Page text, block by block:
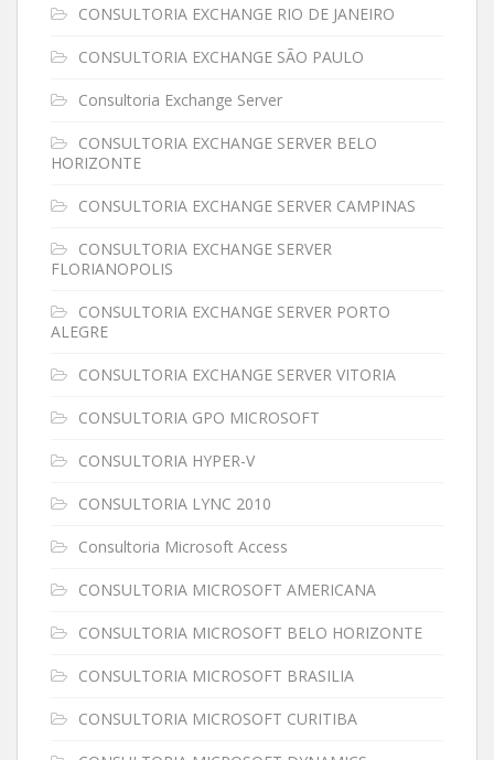
CONSULTORIA EXCHANGE RIO DE JANEIRO
CONSULTORIA EXCHANGE SÃO PAULO
Consultoria Exchange Server
CONSULTORIA EXCHANGE SERVER BELO
HORIZONTE
CONSULTORIA EXCHANGE SERVER CAMPINAS
CONSULTORIA EXCHANGE SERVER
FLORIANOPOLIS
CONSULTORIA EXCHANGE SERVER PORTO
ALEGRE
CONSULTORIA EXCHANGE SERVER VITORIA
CONSULTORIA GPO MICROSOFT
CONSULTORIA HYPER-V
CONSULTORIA LYNC 2010
Consultoria Microsoft Access
CONSULTORIA MICROSOFT AMERICANA
CONSULTORIA MICROSOFT BELO HORIZONTE
CONSULTORIA MICROSOFT BRASILIA
CONSULTORIA MICROSOFT CURITIBA